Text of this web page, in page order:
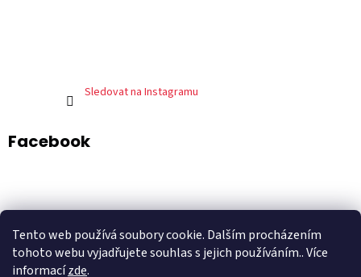
Tento web používá soubory cookie. Dalším procházením
tohoto webu vyjadřujete souhlas s jejich používáním.. Více
informacízde.
Sledovat na Instagramu
Facebook
Shoptet.cz